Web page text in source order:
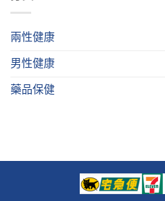
兩性健康
男性健康
藥品保健